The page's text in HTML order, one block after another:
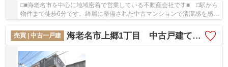
□■海老名市を中心に地域密着で営業している不動産会社です■ □駅から
物件まで徒歩6分です。綺麗に整備された中古マンションで清潔感を感じ
売買 | 中古一戸建
海老名市上郷1丁目 中古戸建て【仲介手数料無料】